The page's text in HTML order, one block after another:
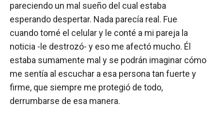
pareciendo un mal sueño del cual estaba
esperando despertar. Nada parecía real. Fue
cuando tomé el celular y le conté a mi pareja la
noticia -le destrozó- y eso me afectó mucho. Él
estaba sumamente mal y se podrán imaginar cómo
me sentía al escuchar a esa persona tan fuerte y
firme, que siempre me protegió de todo,
derrumbarse de esa manera.